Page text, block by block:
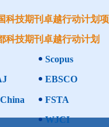
科技期刊卓越行动计划
科技期刊卓越行动计划
Scopus
EBSCO
FSTA
WJCI